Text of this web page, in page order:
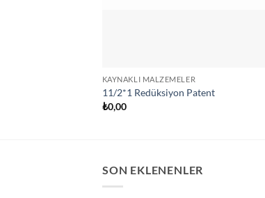
KAYNAKLI MALZEMELER
11/2*1 Redüksiyon Patent
₺0,00
SON EKLENENLER